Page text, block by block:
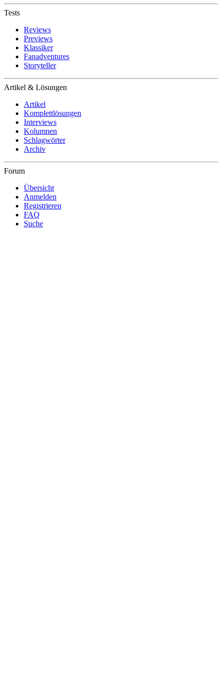
Tests
Reviews
Previews
Klassiker
Fanadventures
Storyteller
Artikel & Lösungen
Artikel
Komplettlösungen
Interviews
Kolumnen
Schlagwörter
Archiv
Forum
Übersicht
Anmelden
Registrieren
FAQ
Suche